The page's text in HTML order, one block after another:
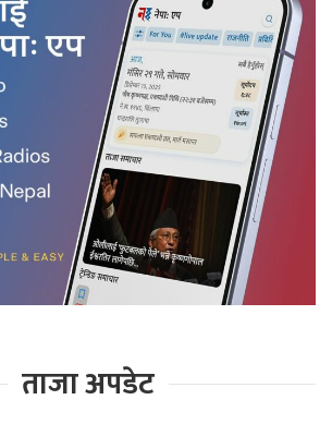
ताजा अपडेट